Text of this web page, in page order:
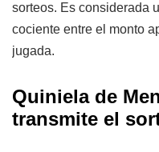
sorteos. Es considerada
cociente entre el monto
jugada.
Quiniela de
transmite el